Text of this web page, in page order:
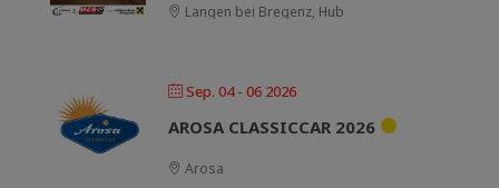
Langen bei Bregenz, Hub
Sep. 04 - 06 2026
AROSA CLASSICCAR 2026
Arosa